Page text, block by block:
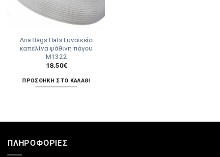
Aria Bags Hats Γυναικεία
καπελίνα ψάθινη πάγου
Μ1322
18.50€
ΠΡΟΣΘΉΚΗ ΣΤΟ ΚΑΛΆΘΙ
ΠΛΗΡΟΦΟΡΊΕΣ